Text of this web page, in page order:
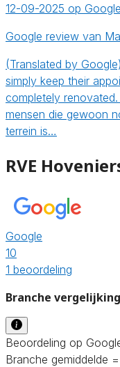
12-09-2025 op Google
Google review van
(Translated by
simply keep their
completely
mensen die gewoon
terrein is…
RVE
Google
10
1 beoordeling
Branche vergelijking
Beoordeling op
Branche gemiddelde